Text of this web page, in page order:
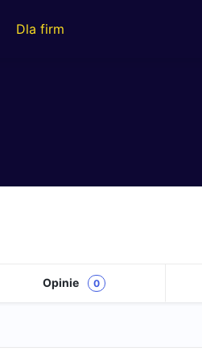
Dla firm
Opinie 0